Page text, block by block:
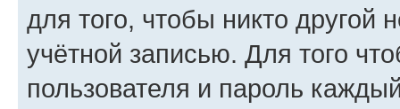
для того, чтобы никто другой
учётной записью. Для того
пользователя и пароль